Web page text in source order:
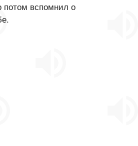
потом вспомнил о